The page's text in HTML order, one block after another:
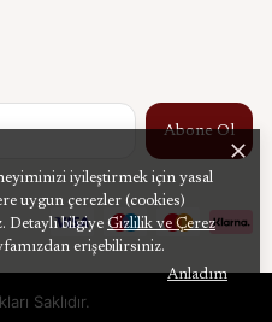
iyileştirmek için yasal
uygun çerezler (cookies)
Detaylı bilgiye Gizlilik ve Çerez
erişebilirsiniz.
Anladım
Abone Ol
Saklıdır.